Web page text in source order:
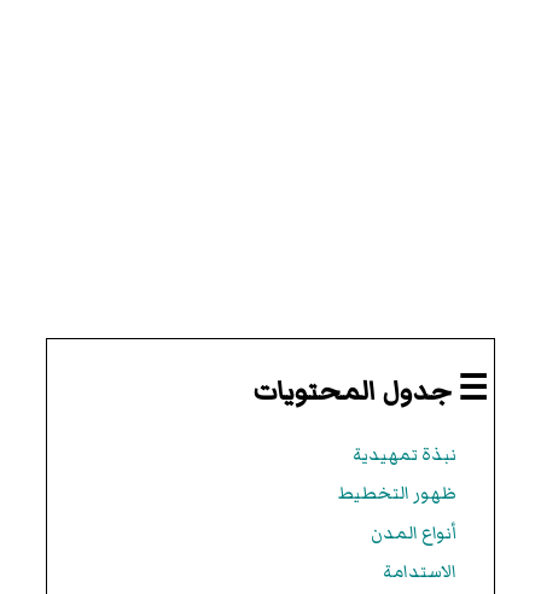
☰ جدول المحتويات
نبذة تمهيدية
ظهور التخطيط
أنواع المدن
الاستدامة